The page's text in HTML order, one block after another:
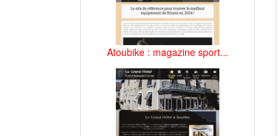
Atoubike : magazine sport...